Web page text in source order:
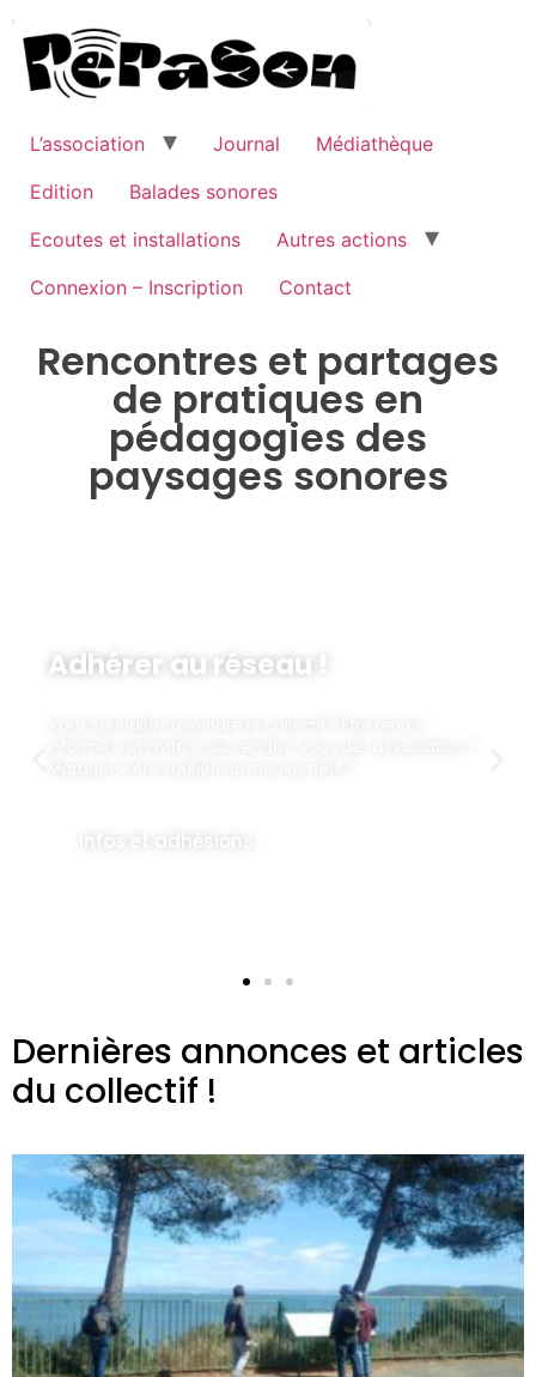
L’association Journal
Médiathèque
Edition
Balades sonores
Ecoutes et installations
Autres actions
Connexion – Inscription
Contact
Rencontres et partages
de pratiques en
pédagogies des
paysages sonores
découvrez celles des autres de manière à constituer et
Consulter le blog des pratiques
Dernières annonces et articles
du collectif !